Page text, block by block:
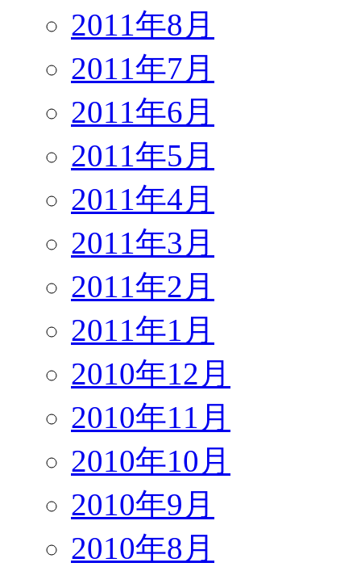
2011年8月
2011年7月
2011年6月
2011年5月
2011年4月
2011年3月
2011年2月
2011年1月
2010年12月
2010年11月
2010年10月
2010年9月
2010年8月